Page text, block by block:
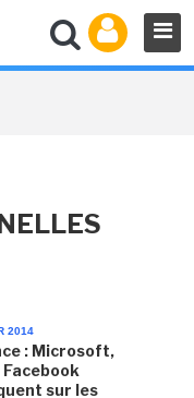
2014
: Microsoft,
sur les